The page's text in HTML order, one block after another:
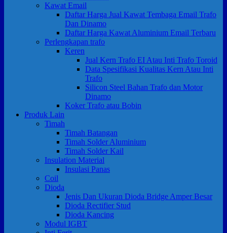
Kawat Email
Daftar Harga Jual Kawat Tembaga Email Trafo
Dan Dinamo
Daftar Harga Kawat Aluminium Email Terbaru
Perlengkapan trafo
Keren
Jual Kern Trafo EI Atau Inti Trafo Toroid
Data Spesifikasi Kualitas Kern Atau Inti
Trafo
Silicon Steel Bahan Trafo dan Motor
Dinamo
Koker Trafo atau Bobin
Produk Lain
Timah
Timah Batangan
Timah Solder Aluminium
Timah Solder Kail
Insulation Material
Insulasi Panas
Coil
Dioda
Jenis Dan Ukuran Dioda Bridge Amper Besar
Dioda Rectifier Stud
Dioda Kancing
Modul IGBT